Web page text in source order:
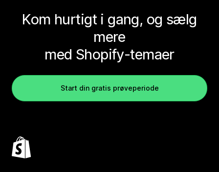
Kom hurtigt i gang, og sælg
mere
med Shopify-temaer
Start din gratis prøveperiode